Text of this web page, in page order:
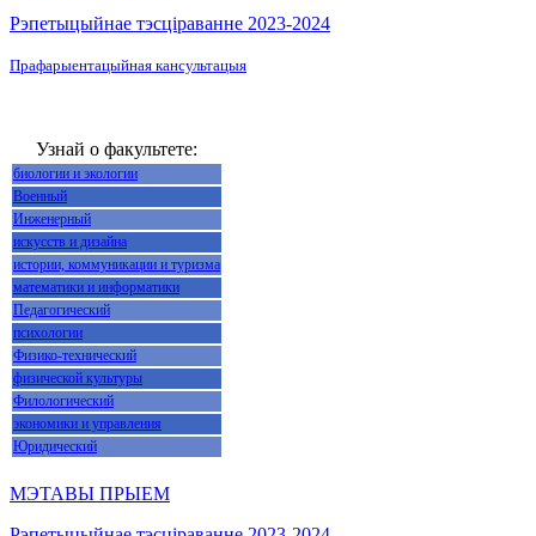
Рэпетыцыйнае тэсціраванне 2023-2024
Прафарыентацыйная кансультацыя
Узнай о факультете:
биологии и экологии
Военный
Инженерный
искусств и дизайна
истории, коммуникации и туризма
математики и информатики
Педагогический
психологии
Физико-технический
физической культуры
Филологический
экономики и управления
Юридический
МЭТАВЫ ПРЫЕМ